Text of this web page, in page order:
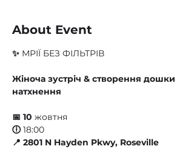
About Event
✨ МРІЇ БЕЗ ФІЛЬТРІВ
Жіноча зустріч & створення дошки
натхнення
📅 10 жовтня
🕕 18:00
📍 2801 N Hayden Pkwy, Roseville